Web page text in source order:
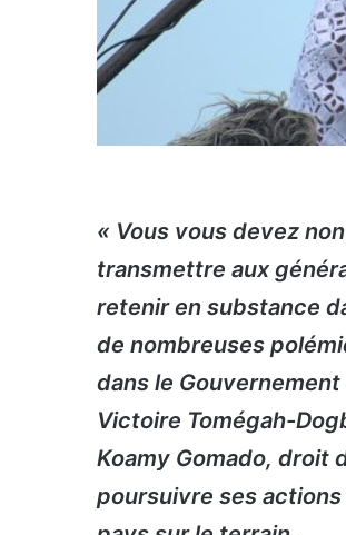
« Vous vous devez
transmettre aux
retenir en substance
de nombreuses
dans le
Victoire Tomégah-
Koamy Gomado, droit
poursuivre ses